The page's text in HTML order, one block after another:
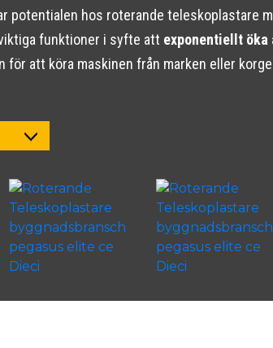
potentialen hos roterande teleskoplastare
funktioner i syfte att exponentiellt
att köra maskinen från marken eller